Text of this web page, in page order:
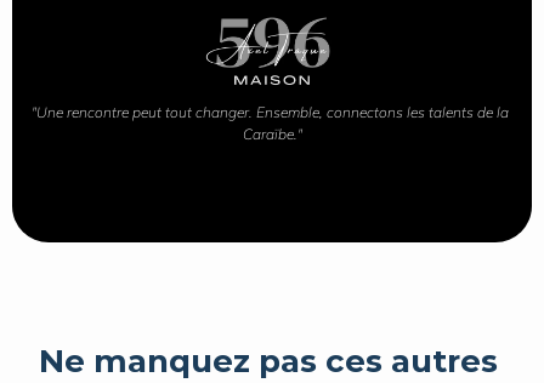
"Une rencontre peut tout changer. Ensemble, connectons les talents de la
Caraïbe."
Ne manquez pas ces autres